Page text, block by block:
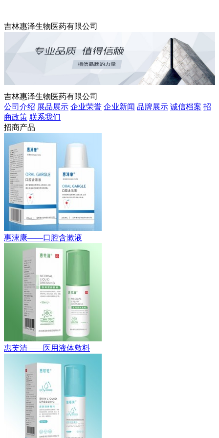
吉林惠泽生物医药有限公司
吉林惠泽生物医药有限公司
公司介绍 展品展示 企业荣誉 企业新闻 品牌展示 诚信档案 招
商政策 联系我们
招商产品
惠涑康——口腔含漱液
惠芙清——医用液体敷料